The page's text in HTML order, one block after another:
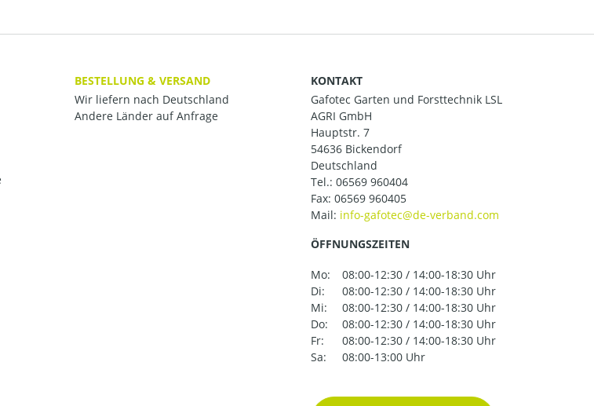
BESTELLUNG & VERSAND
Wir liefern nach Deutschland
Andere Länder auf Anfrage
KONTAKT
Gafotec Garten und Forsttechnik LSL
AGRI GmbH
Hauptstr. 7
54636 Bickendorf
Deutschland
Tel.: 06569 960404
Fax: 06569 960405
Mail:
ÖFFNUNGSZEITEN
Mo:
08:00-12:30 / 14:00-18:30 Uhr
Di:
08:00-12:30 / 14:00-18:30 Uhr
Mi:
08:00-12:30 / 14:00-18:30 Uhr
Do:
08:00-12:30 / 14:00-18:30 Uhr
Fr:
08:00-12:30 / 14:00-18:30 Uhr
Sa:
08:00-13:00 Uhr